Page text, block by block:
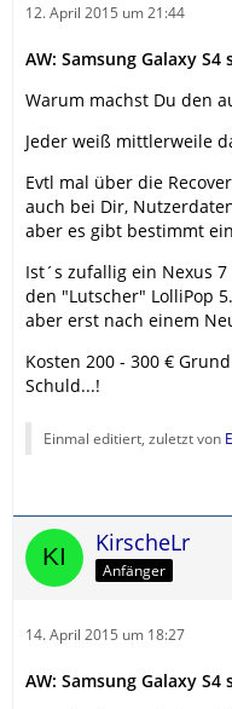
12. April 2015 um 21:44
AW: Samsung Galaxy
Warum machst Du den
Jeder weiß mittlerweile
Evtl mal über die
auch bei Dir,
aber es gibt bestimmt
Ist´s zufallig ein Nexus
den "Lutscher" LolliPop
aber erst nach einem
Kosten 200 - 300 €
Schuld...!
Einmal editiert, zuletzt von
KirscheLr
Anfänger
14. April 2015 um 18:27
AW: Samsung Galaxy